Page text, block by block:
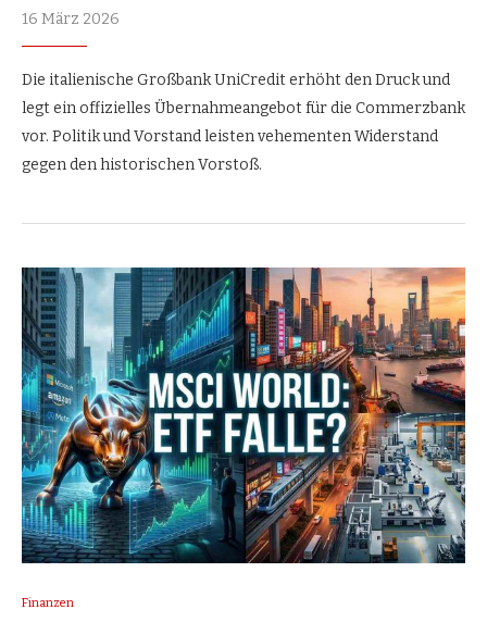
16 März 2026
Die italienische Großbank UniCredit erhöht den Druck und
legt ein offizielles Übernahmeangebot für die Commerzbank
vor. Politik und Vorstand leisten vehementen Widerstand
gegen den historischen Vorstoß.
Finanzen